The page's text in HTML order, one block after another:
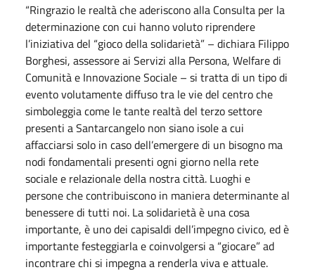
“Ringrazio le realtà che aderiscono alla Consulta per la
determinazione con cui hanno voluto riprendere
l’iniziativa del “gioco della solidarietà” – dichiara Filippo
Borghesi, assessore ai Servizi alla Persona, Welfare di
Comunità e Innovazione Sociale – si tratta di un tipo di
evento volutamente diffuso tra le vie del centro che
simboleggia come le tante realtà del terzo settore
presenti a Santarcangelo non siano isole a cui
affacciarsi solo in caso dell’emergere di un bisogno ma
nodi fondamentali presenti ogni giorno nella rete
sociale e relazionale della nostra città. Luoghi e
persone che contribuiscono in maniera determinante al
benessere di tutti noi. La solidarietà è una cosa
importante, è uno dei capisaldi dell’impegno civico, ed è
importante festeggiarla e coinvolgersi a “giocare” ad
incontrare chi si impegna a renderla viva e attuale.